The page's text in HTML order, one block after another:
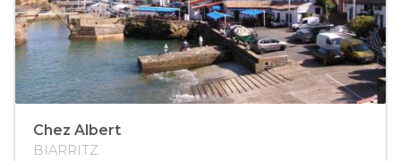
Chez Albert
BIARRITZ